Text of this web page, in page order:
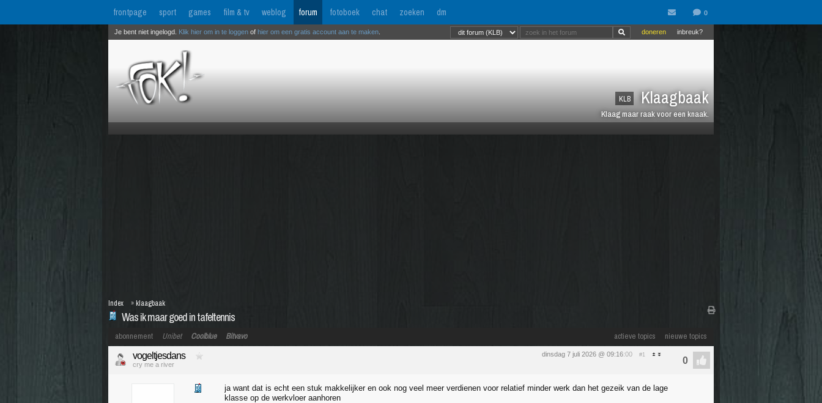
frontpage sport games film & tv weblog forum fotoboek chat zoeken dm
KLB Klaagbaak
Klaag maar raak voor een knaak.
inbreuk?
doneren
Je bent niet ingelogd. Klik hier om in te loggen of hier om een gratis account aan te maken
Was ik maar goed in tafeltennis
Index » klaagbaak
actieve topics nieuwe topics
abonnement Unibet Coolblue Bitvavo
dinsdag 7 juli 2026 @ 09:16:00 #1
vogeltjesdans
cry me a river
ja want dat is echt een stuk makkelijker en ook nog veel meer verdienen voor relatief minder werk dan het gezeik van de lage
klasse op de werkvloer aanhoren